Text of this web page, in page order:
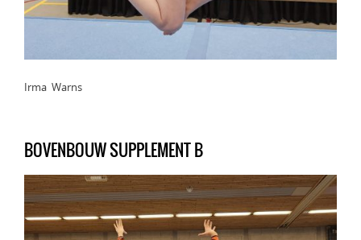
Irma Warns
BOVENBOUW SUPPLEMENT B